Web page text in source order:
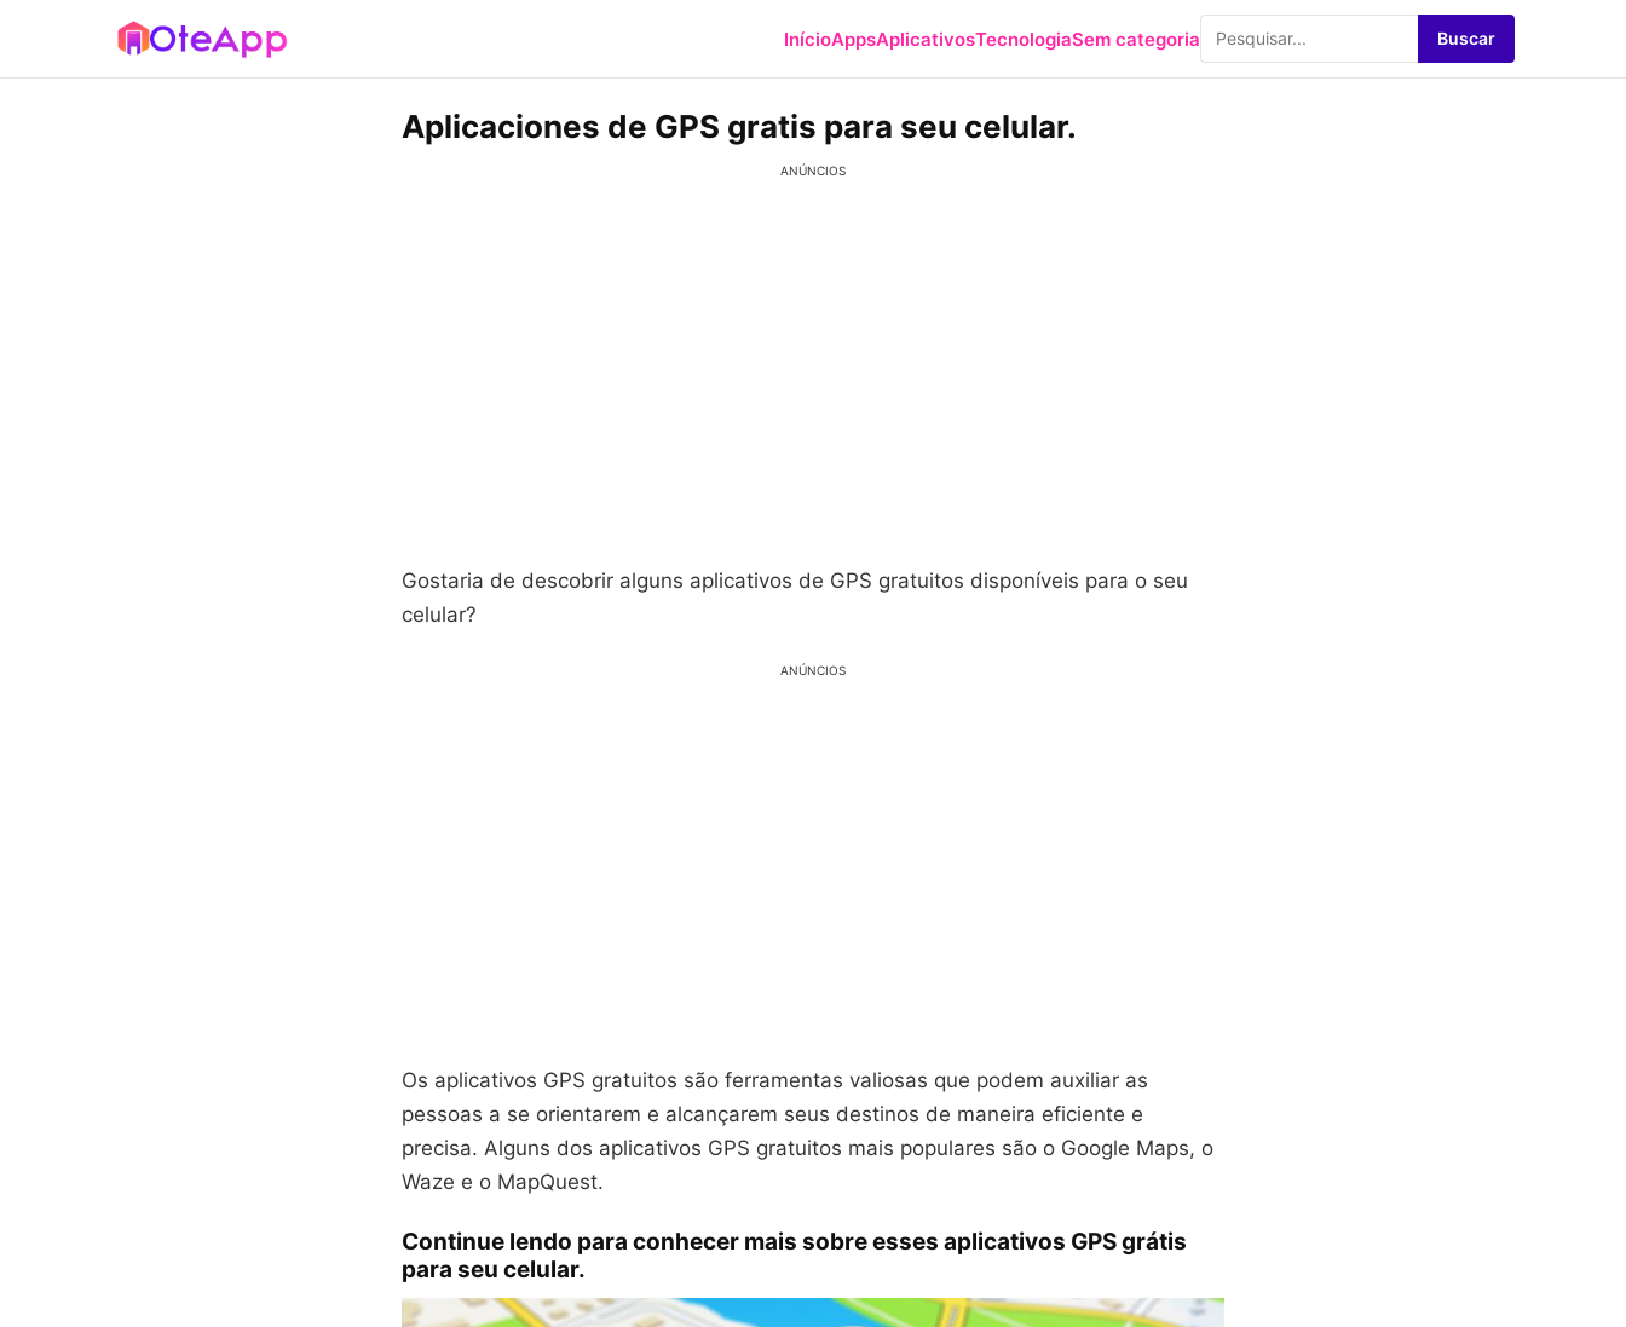
InícioAppsAplicativosTecnologiaSem categoria Buscar
Aplicaciones de GPS gratis para seu celular.
ANÚNCIOS
Gostaria de descobrir alguns aplicativos de GPS gratuitos disponíveis para o seu
celular?
ANÚNCIOS
Os aplicativos GPS gratuitos são ferramentas valiosas que podem auxiliar as
pessoas a se orientarem e alcançarem seus destinos de maneira eficiente e
precisa. Alguns dos aplicativos GPS gratuitos mais populares são o Google Maps, o
Waze e o MapQuest.
Continue lendo para conhecer mais sobre esses aplicativos GPS grátis
para seu celular.